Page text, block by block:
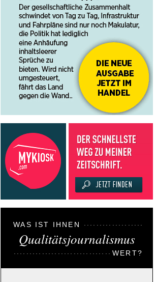
WAS IST IHNEN
Qualitätsjournalismus
WERT?